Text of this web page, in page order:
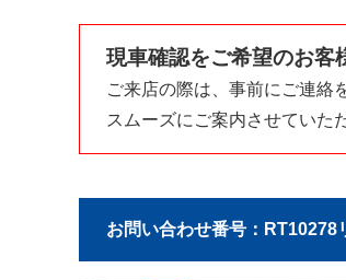
現車確認をご希望のお客
ご来店の際は、事前にご連絡
スムーズにご案内させていた
お問い合わせ番号：RT10278